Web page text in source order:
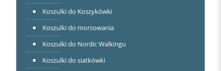
Koszulki do Koszykówki
Koszulki do morsowania
Koszulki do Nordic Walkingu
Koszulki do siatkówki